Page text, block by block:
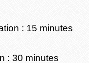
: 15 minutes
: 30 minutes